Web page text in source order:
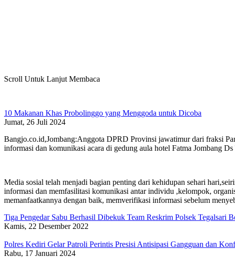
Scroll Untuk Lanjut Membaca
10 Makanan Khas Probolinggo yang Menggoda untuk Dicoba
Jumat, 26 Juli 2024
Bangjo.co.id,Jombang:Anggota DPRD Provinsi jawatimur dari fraksi
informasi dan komunikasi acara di gedung aula hotel Fatma Jombang
Media sosial telah menjadi bagian penting dari kehidupan sehari
informasi dan memfasilitasi komunikasi antar individu ,kelompok,
memanfaatkannya dengan baik, memverifikasi informasi sebelum
Tiga Pengedar Sabu Berhasil Dibekuk Team Reskrim Polsek Tegalsari
Kamis, 22 Desember 2022
Polres Kediri Gelar Patroli Perintis Presisi Antisipasi Gangguan dan
Rabu, 17 Januari 2024